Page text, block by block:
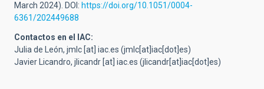
March 2024). DOI: https://doi.org/10.1051/0004-
6361/202449688
Contactos en el IAC:
Julia de León, jmlc [at] iac.es (jmlc[at]iac[dot]es)
Javier Licandro, jlicandr [at] iac.es (jlicandr[at]iac[dot]es)